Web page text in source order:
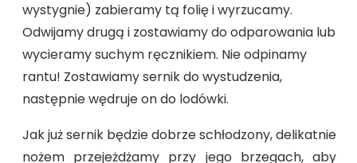
wystygnie) zabieramy tą folię i wyrzucamy.
Odwijamy drugą i zostawiamy do odparowania lub
wycieramy suchym ręcznikiem. Nie odpinamy
rantu! Zostawiamy sernik do wystudzenia,
następnie wędruje on do lodówki.
Jak już sernik będzie dobrze schłodzony, delikatnie
nożem przejeżdżamy przy jego brzegach, aby